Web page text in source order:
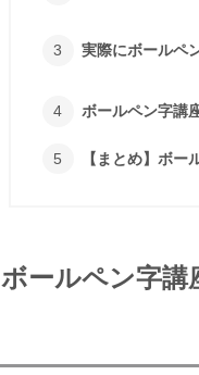
実際にボールペ
ボールペン字講
【まとめ】ボ
ボールペン字講